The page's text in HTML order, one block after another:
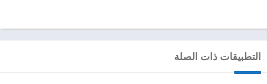
التطبيقات ذات الصلة